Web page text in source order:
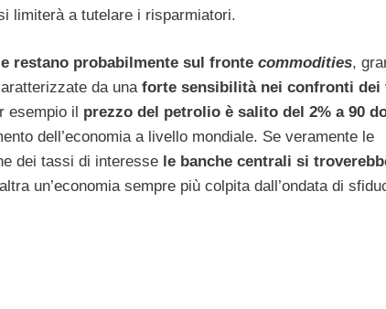
limiterà a tutelare i risparmiatori.
restano probabilmente sul fronte commodities,
da una forte sensibilità nei confronti dei
esempio il prezzo del petrolio è salito del 2% a 90
dell’economia a livello mondiale. Se veramente le
dei tassi di interesse le banche centrali si
un’economia sempre più colpita dall’ondata di